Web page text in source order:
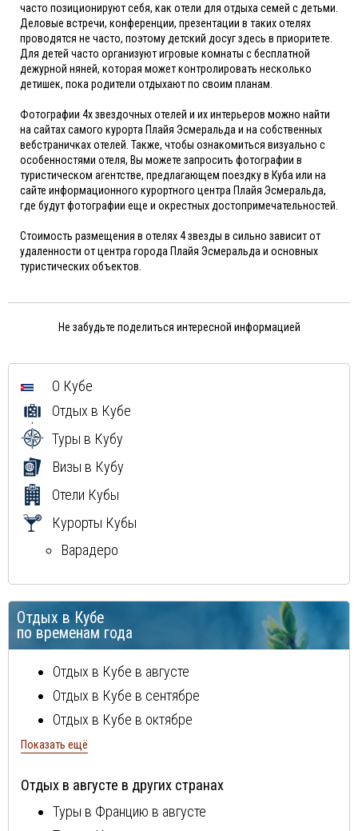
часто позиционируют себя, как отели для отдыха семей с детьми.
Деловые встречи, конференции, презентации в таких отелях
проводятся не часто, поэтому детский досуг здесь в приоритете.
Для детей часто организуют игровые комнаты с бесплатной
дежурной няней, которая может контролировать несколько
детишек, пока родители отдыхают по своим планам.
Фотографии 4х звездочных отелей и их интерьеров можно найти
на сайтах самого курорта Плайя Эсмеральда и на собственных
вебстраничках отелей. Также, чтобы ознакомиться визуально с
особенностями отеля, Вы можете запросить фотографии в
туристическом агентстве, предлагающем поездку в Куба или на
сайте информационного курортного центра Плайя Эсмеральда,
где будут фотографии еще и окрестных достопримечательностей.
Стоимость размещения в отелях 4 звезды в сильно зависит от
удаленности от центра города Плайя Эсмеральда и основных
туристических объектов.
Не забудьте поделиться интересной информацией
О Кубе
Отдых в Кубе
Туры в Кубу
Визы в Кубу
Отели Кубы
Курорты Кубы
Варадеро
Отдых в Кубе
по временам года
Отдых в Кубе в августе
Отдых в Кубе в сентябре
Отдых в Кубе в октябре
Отдых в Кубе в ноябре
Отдых в Кубе в январе
Отдых в Кубе в феврале
Показать ещё
Отдых в августе в других странах
Туры в Францию в августе